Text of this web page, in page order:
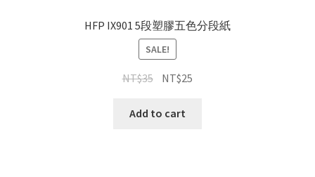
HFP IX901 5段塑膠五色分段紙
SALE!
NT$35 NT$25
Add to cart